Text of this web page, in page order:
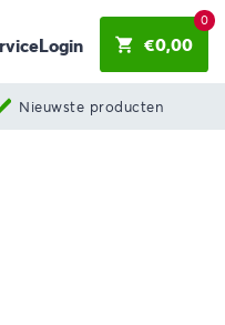
Login €0,00
0
Nieuwste producten